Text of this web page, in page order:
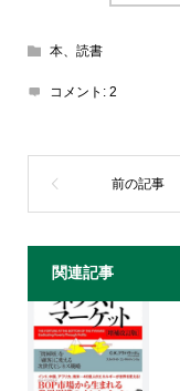
本、読書
コメント: 2
関連記事